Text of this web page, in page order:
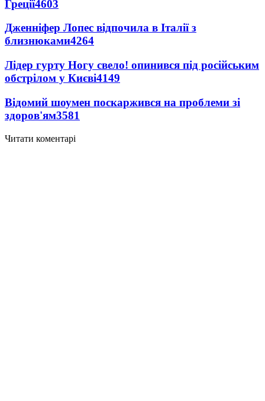
Греції4603
Дженніфер Лопес відпочила в Італії з
близнюками4264
Лідер гурту Ногу свело! опинився під російським
обстрілом у Києві4149
Відомий шоумен поскаржився на проблеми зі
здоров'ям3581
Читати коментарі